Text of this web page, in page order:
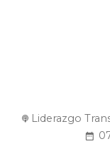
Liderazgo